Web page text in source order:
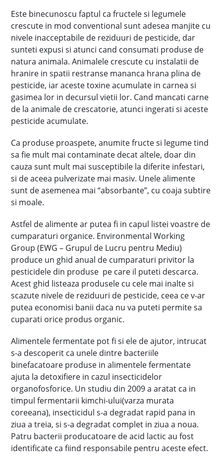
Este binecunoscu faptul ca fructele si legumele
crescute in mod conventional sunt adesea manjite cu
nivele inacceptabile de reziduuri de pesticide, dar
sunteti expusi si atunci cand consumati produse de
natura animala. Animalele crescute cu instalatii de
hranire in spatii restranse mananca hrana plina de
pesticide, iar aceste toxine acumulate in carnea si
gasimea lor in decursul vietii lor. Cand mancati carne
de la animale de crescatorie, atunci ingerati si aceste
pesticide acumulate.
Ca produse proaspete, anumite fructe si legume tind
sa fie mult mai contaminate decat altele, doar din
cauza sunt mult mai susceptibile la diferite infestari,
si de aceea pulverizate mai masiv. Unele alimente
sunt de asemenea mai “absorbante”, cu coaja subtire
si moale.
Astfel de alimente ar putea fi in capul listei voastre de
cumparaturi organice. Environmental Working
Group (EWG – Grupul de Lucru pentru Mediu)
produce un ghid anual de cumparaturi privitor la
pesticidele din produse pe care il puteti descarca.
Acest ghid listeaza produsele cu cele mai inalte si
scazute nivele de reziduuri de pesticide, ceea ce v-ar
putea economisi banii daca nu va puteti permite sa
cuparati orice produs organic.
Alimentele fermentate pot fi si ele de ajutor, intrucat
s-a descoperit ca unele dintre bacteriile
binefacatoare produse in alimentele fermentate
ajuta la detoxifiere in cazul insecticidelor
organofosforice. Un studiu din 2009 a aratat ca in
timpul fermentarii kimchi-ului(varza murata
coreeana), insecticidul s-a degradat rapid pana in
ziua a treia, si s-a degradat complet in ziua a noua.
Patru bacterii producatoare de acid lactic au fost
identificate ca fiind responsabile pentru aceste efect.